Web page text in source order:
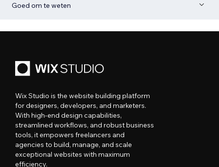
Goed om te weten
Wix Studio is the website building platform
for designers, developers, and marketers.
With high-end design capabilities,
streamlined workflows, and robust business
tools, it empowers freelancers and
agencies to build, manage, and scale
exceptional websites with maximum
efficiency.